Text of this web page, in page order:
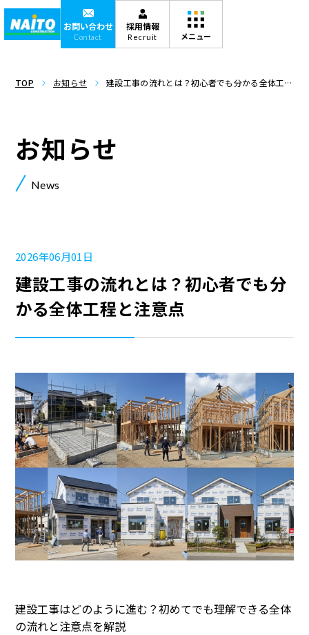
お問い合わせ
Contact
採用情報
Recruit
TOP お知らせ
建設工事の流れとは？初心者でも分かる全体工程
News
お知らせ
2026年06月01日
建設工事の流れとは？初心者でも分
かる全体工程と注意点
建設工事はどのように進む？初めてでも理解できる全体
の流れと注意点を解説